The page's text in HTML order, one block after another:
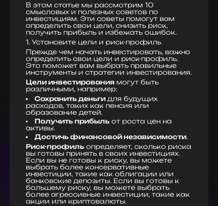
В этом статье мы рассмотрим 10
смысловых и полезных советов по
инвестициям. Эти советы помогут вам
определить свои цели, снизить риск,
получить прибыль и избежать ошибок.
1. Установите цели и риск-профиль
Прежде чем начать инвестировать, важно
определить свои цели и риск-профиль.
Это поможет вам выбрать правильные
инструменты и стратегии инвестирования.
Цели инвестирования могут быть
различными, например:
Сохранить деньги для будущих
расходов, таких как пенсия или
образование детей.
Получить прибыль от роста цен на
активы.
Достичь финансовой независимости.
Риск-профиль определяет, сколько риска
вы готовы принять в своих инвестициях.
Если вы не готовы к риску, вы можете
выбрать более консервативные
инвестиции, такие как облигации или
банковские депозиты. Если вы готовы к
большему риску, вы можете выбрать
более агрессивные инвестиции, такие как
акции или криптовалюты.